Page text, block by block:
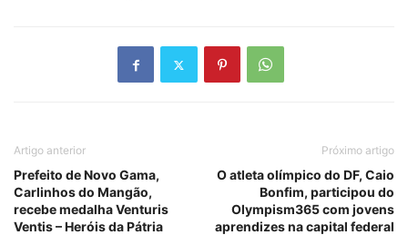
Artigo anterior
Prefeito de Novo Gama,
Carlinhos do Mangão,
recebe medalha Venturis
Ventis – Heróis da Pátria
Próximo artigo
O atleta olímpico do DF, Caio
Bonfim, participou do
Olympism365 com jovens
aprendizes na capital federal